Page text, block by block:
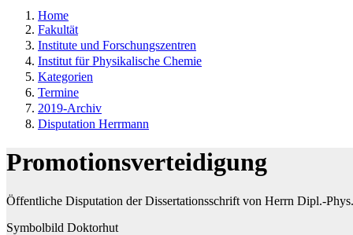
Home
Fakultät
Institute und Forschungszentren
Institut für Physikalische Chemie
Kategorien
Termine
2019-Archiv
Disputation Herrmann
Promotionsverteidigung
Öffentliche Disputation der Dissertationsschrift von Herrn Dipl.-
Symbolbild Doktorhut